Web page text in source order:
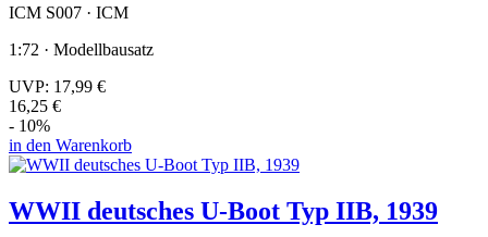
ICM S007 · ICM
1:72 · Modellbausatz
UVP: 17,99 €
16,25 €
- 10%
in den Warenkorb
WWII deutsches U-Boot Typ IIB, 1939